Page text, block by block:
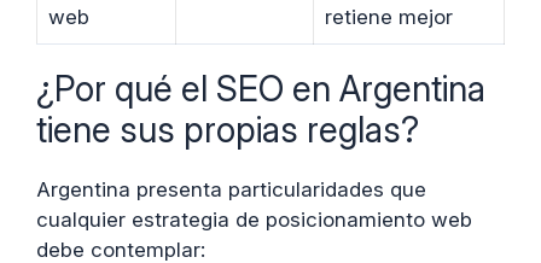
web
retiene mejor
¿Por qué el SEO en Argentina
tiene sus propias reglas?
Argentina presenta particularidades que
cualquier estrategia de posicionamiento web
debe contemplar: